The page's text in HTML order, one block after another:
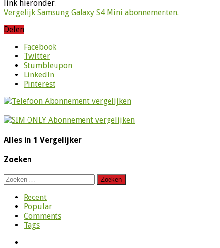
link hieronder.
Vergelijk Samsung Galaxy S4 Mini abonnementen.
Delen
Facebook
Twitter
Stumbleupon
LinkedIn
Pinterest
Alles in 1 Vergelijker
Zoeken
Zoeken
Recent
Popular
Comments
Tags